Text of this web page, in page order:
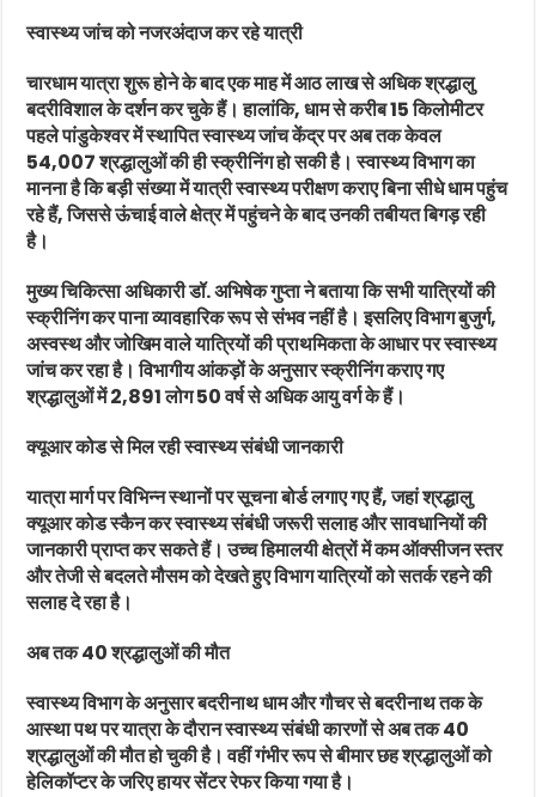
स्वास्थ्य जांच को नजरअंदाज कर रहे यात्री
चारधाम यात्रा शुरू होने के बाद एक माह में आठ लाख से अधिक श्रद्धालु
बदरीविशाल के दर्शन कर चुके हैं। हालांकि, धाम से करीब 15 किलोमीटर
पहले पांडुकेश्वर में स्थापित स्वास्थ्य जांच केंद्र पर अब तक केवल
54,007 श्रद्धालुओं की ही स्क्रीनिंग हो सकी है। स्वास्थ्य विभाग का
मानना है कि बड़ी संख्या में यात्री स्वास्थ्य परीक्षण कराए बिना सीधे धाम पहुंच
रहे हैं, जिससे ऊंचाई वाले क्षेत्र में पहुंचने के बाद उनकी तबीयत बिगड़ रही
है।
मुख्य चिकित्सा अधिकारी डॉ. अभिषेक गुप्ता ने बताया कि सभी यात्रियों की
स्क्रीनिंग कर पाना व्यावहारिक रूप से संभव नहीं है। इसलिए विभाग बुजुर्ग,
अस्वस्थ और जोखिम वाले यात्रियों की प्राथमिकता के आधार पर स्वास्थ्य
जांच कर रहा है। विभागीय आंकड़ों के अनुसार स्क्रीनिंग कराए गए
श्रद्धालुओं में 2,891 लोग 50 वर्ष से अधिक आयु वर्ग के हैं।
क्यूआर कोड से मिल रही स्वास्थ्य संबंधी जानकारी
यात्रा मार्ग पर विभिन्न स्थानों पर सूचना बोर्ड लगाए गए हैं, जहां श्रद्धालु
क्यूआर कोड स्कैन कर स्वास्थ्य संबंधी जरूरी सलाह और सावधानियों की
जानकारी प्राप्त कर सकते हैं। उच्च हिमालयी क्षेत्रों में कम ऑक्सीजन स्तर
और तेजी से बदलते मौसम को देखते हुए विभाग यात्रियों को सतर्क रहने की
सलाह दे रहा है।
अब तक 40 श्रद्धालुओं की मौत
स्वास्थ्य विभाग के अनुसार बदरीनाथ धाम और गौचर से बदरीनाथ तक के
आस्था पथ पर यात्रा के दौरान स्वास्थ्य संबंधी कारणों से अब तक 40
श्रद्धालुओं की मौत हो चुकी है। वहीं गंभीर रूप से बीमार छह श्रद्धालुओं को
हेलिकॉप्टर के जरिए हायर सेंटर रेफर किया गया है।